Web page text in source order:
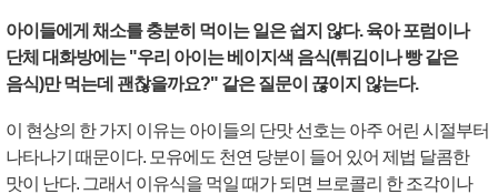
아이들에게 채소를 충분히 먹이는 일은 쉽지 않다. 육아 포럼이나
단체 대화방에는 "우리 아이는 베이지색 음식(튀김이나 빵 같은
음식)만 먹는데 괜찮을까요?" 같은 질문이 끊이지 않는다.
이 현상의 한 가지 이유는 아이들의 단맛 선호는 아주 어린 시절부터
나타나기 때문이다. 모유에도 천연 당분이 들어 있어 제법 달콤한
맛이 난다. 그래서 이유식을 먹일 때가 되면 브로콜리 한 조각이나